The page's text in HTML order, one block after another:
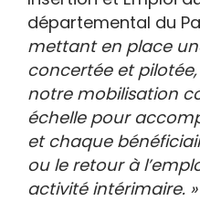
départemental du
mettant en place
concertée et
notre mobilisation
échelle pour
et chaque
ou le retour à
activité intérimaire. »